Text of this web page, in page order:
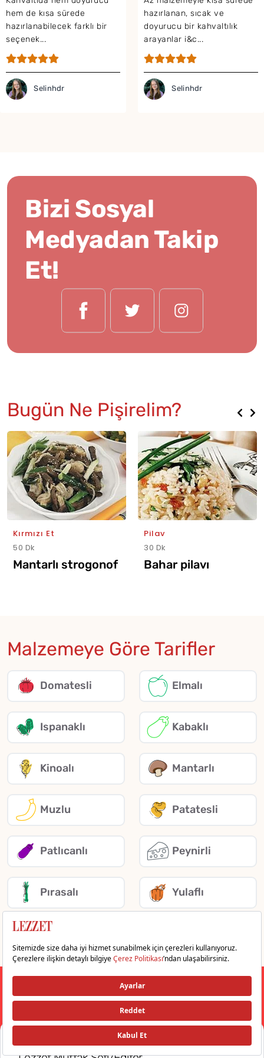
Sündürmesi Tarifi
hazırlanan, sıcak ve
doyurucu bir kahvaltılık
arayanlar i&c...
Selinhdr
Bizi Sosyal
Medyadan Takip
Et!
Bugün Ne Pişirelim?
Pilav
30 Dk
Bahar pilavı
Meze
30 Dk
Sezar salatası
Malzemeye Göre Tarifler
Domatesli Elmalı
Ispanaklı Kabaklı
Kinoalı Mantarlı
Muzlu Patatesli
Patlıcanlı Peynirli
Pırasalı Yulaflı
Lezzet Test Ekibi ile Tanışın